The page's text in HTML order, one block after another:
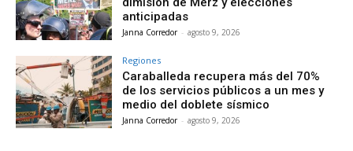
anticipadas
Janna Corredor - agosto 9, 2026
Regiones
Caraballeda recupera más del 70%
de los servicios públicos a un mes y
medio del doblete sísmico
Janna Corredor - agosto 9, 2026